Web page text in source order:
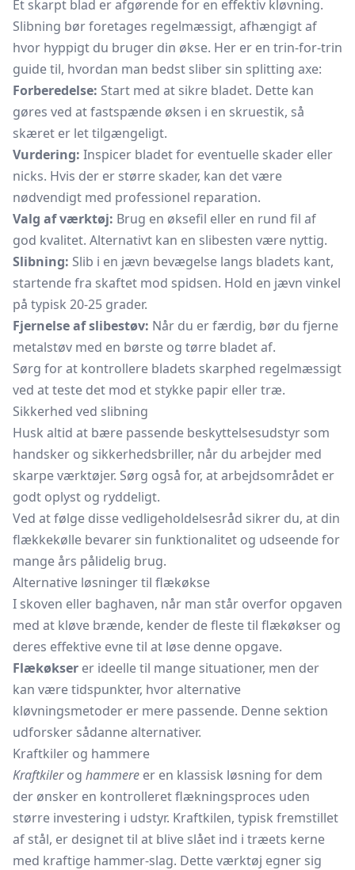
Et skarpt blad er afgørende for en effektiv kløvning.
Slibning bør foretages regelmæssigt, afhængigt af
hvor hyppigt du bruger din økse. Her er en trin-for-trin
guide til, hvordan man bedst sliber sin splitting axe:
Forberedelse: Start med at sikre bladet. Dette kan
gøres ved at fastspænde øksen i en skruestik, så
skæret er let tilgængeligt.
Vurdering: Inspicer bladet for eventuelle skader eller
nicks. Hvis der er større skader, kan det være
nødvendigt med professionel reparation.
Valg af værktøj: Brug en øksefil eller en rund fil af
god kvalitet. Alternativt kan en slibesten være nyttig.
Slibning: Slib i en jævn bevægelse langs bladets kant,
startende fra skaftet mod spidsen. Hold en jævn vinkel
på typisk 20-25 grader.
Fjernelse af slibestøv: Når du er færdig, bør du fjerne
metalstøv med en børste og tørre bladet af.
Sørg for at kontrollere bladets skarphed regelmæssigt
ved at teste det mod et stykke papir eller træ.
Sikkerhed ved slibning
Husk altid at bære passende beskyttelsesudstyr som
handsker og sikkerhedsbriller, når du arbejder med
skarpe værktøjer. Sørg også for, at arbejdsområdet er
godt oplyst og ryddeligt.
Ved at følge disse vedligeholdelsesråd sikrer du, at din
flækkekølle bevarer sin funktionalitet og udseende for
mange års pålidelig brug.
Alternative løsninger til flækøkse
I skoven eller baghaven, når man står overfor opgaven
med at kløve brænde, kender de fleste til flækøkser og
deres effektive evne til at løse denne opgave.
Flækøkser er ideelle til mange situationer, men der
kan være tidspunkter, hvor alternative
kløvningsmetoder er mere passende. Denne sektion
udforsker sådanne alternativer.
Kraftkiler og hammere
Kraftkilerog hammere er en klassisk løsning for dem
der ønsker en kontrolleret flækningsproces uden
større investering i udstyr. Kraftkilen, typisk fremstillet
af stål, er designet til at blive slået ind i træets kerne
med kraftige hammer-slag. Dette værktøj egner sig